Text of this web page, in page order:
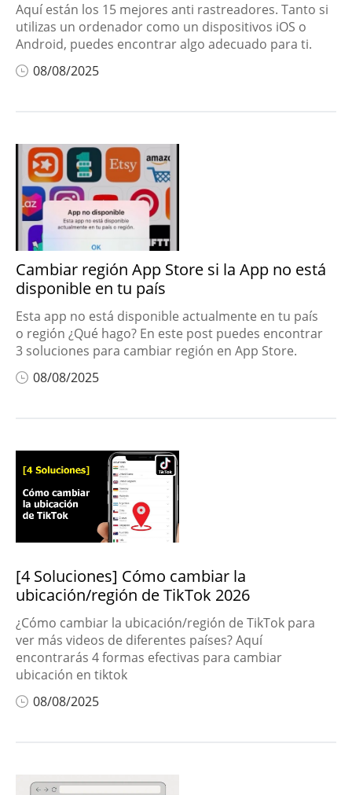
Aquí están los 15 mejores anti rastreadores. Tanto si
utilizas un ordenador como un dispositivos iOS o
Android, puedes encontrar algo adecuado para ti.
08/08/2025
Cambiar región App Store si la App no está
disponible en tu país
Esta app no está disponible actualmente en tu país
o región ¿Qué hago? En este post puedes encontrar
3 soluciones para cambiar región en App Store.
08/08/2025
[4 Soluciones] Cómo cambiar la
ubicación/región de TikTok 2026
¿Cómo cambiar la ubicación/región de TikTok para
ver más videos de diferentes países? Aquí
encontrarás 4 formas efectivas para cambiar
ubicación en tiktok
08/08/2025